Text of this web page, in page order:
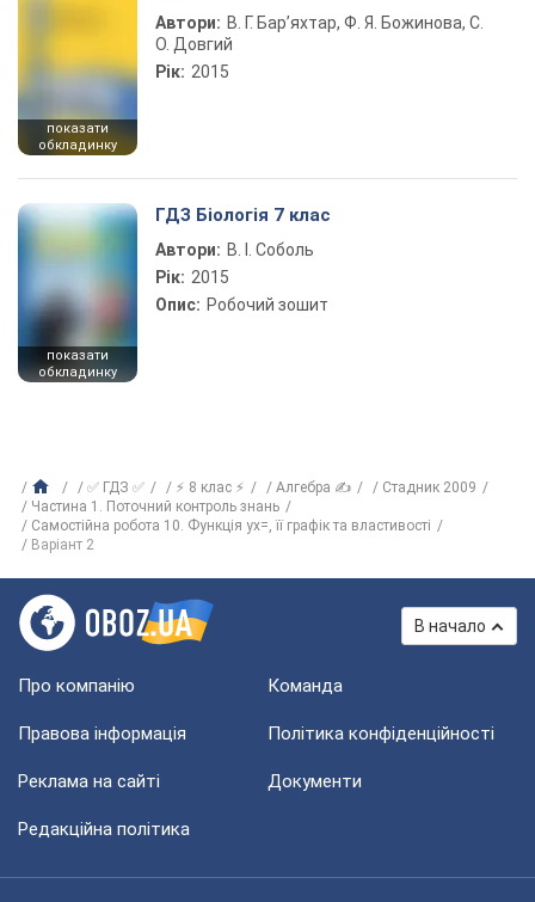
показати
обкладинку
Автори: В. Г. Бар’яхтар, Ф. Я. Божинова, С.
О. Довгий
Рік: 2015
показати
обкладинку
ГДЗ Біологія 7 клас
Автори: В. І. Соболь
Рік: 2015
Опис: Робочий зошит
✅ ГДЗ ✅ ⚡ 8 клас ⚡ Алгебра ✍
Стадник 2009
Частина 1. Поточний контроль знань
Самостійна робота 10. Функція yx=, її графік та властивості
Варіант 2
В начало
Про компанію Команда
Правова інформація Політика конфіденційності
Реклама на сайті Документи
Редакційна політика